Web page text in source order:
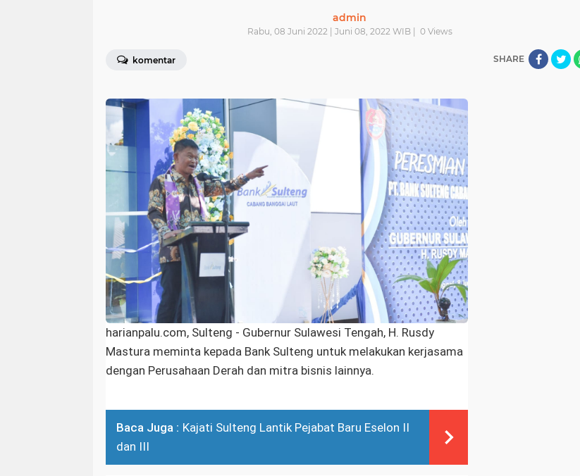
admin
Rabu, 08 Juni 2022 | Juni 08, 2022 WIB | 0Views
komentar SHARE
harianpalu.com, Sulteng - Gubernur Sulawesi Tengah, H. Rusdy
Mastura meminta kepada Bank Sulteng untuk melakukan kerjasama
dengan Perusahaan Derah dan mitra bisnis lainnya.
Baca Juga : Kajati Sulteng Lantik Pejabat Baru Eselon II
dan III